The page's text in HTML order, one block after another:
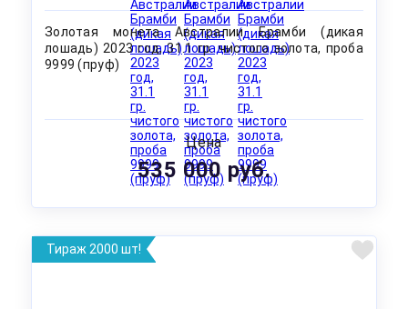
Золотая монета Австралии Брамби (дикая
лошадь) 2023 год, 31.1 гр. чистого золота, проба
9999 (пруф)
Цена
535 000 руб.
Тираж 2000 шт!